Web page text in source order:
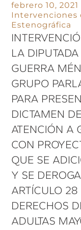
febrero 10, 2021
Intervenciones
Estenográfica
LA
GUERRA
GRUPO
PARA
DICTAMEN
ATENCIÓN A
CON
QUE SE
Y SE
ARTÍCULO
DERECHOS
ADULTAS